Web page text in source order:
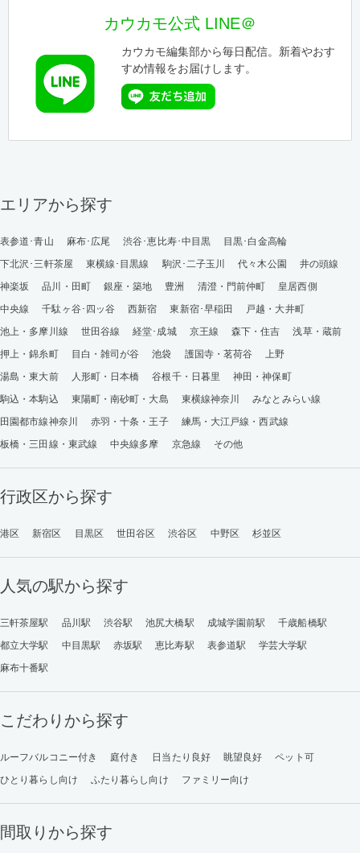
カウカモ公式 LINE＠
カウカモ編集部から毎日配信。新着やおす
すめ情報をお届けします。
エリアから探す
表参道･青山 麻布･広尾 渋谷･恵比寿･中目黒
目黒･白金高輪
下北沢･三軒茶屋
東横線･目黒線 駒沢･二子玉川 代々木公園
井の頭線
神楽坂
品川・田町 銀座・築地 豊洲 清澄・門前仲町
皇居西側
中央線
千駄ヶ谷･四ッ谷 西新宿 東新宿･早稲田
戸越・大井町
池上・多摩川線
世田谷線 経堂･成城 京王線 森下・住吉
浅草・蔵前
押上・錦糸町
目白・雑司が谷 池袋 護国寺・茗荷谷
上野
湯島・東大前
人形町・日本橋 谷根千・日暮里
神田・神保町
駒込・本駒込
東陽町・南砂町・大島 東横線神奈川
みなとみらい線
田園都市線神奈川
赤羽・十条・王子
練馬・大江戸線・西武線
板橋・三田線・東武線
中央線多摩 京急線 その他
行政区から探す
港区 新宿区 目黒区 世田谷区 渋谷区 中野区 杉並区
人気の駅から探す
三軒茶屋駅 品川駅 渋谷駅 池尻大橋駅 成城学園前駅
千歳船橋駅
都立大学駅
中目黒駅 赤坂駅 恵比寿駅 表参道駅
学芸大学駅
麻布十番駅
こだわりから探す
ルーフバルコニー付き 庭付き 日当たり良好 眺望良好
ペット可
ひとり暮らし向け
ふたり暮らし向け ファミリー向け
間取りから探す